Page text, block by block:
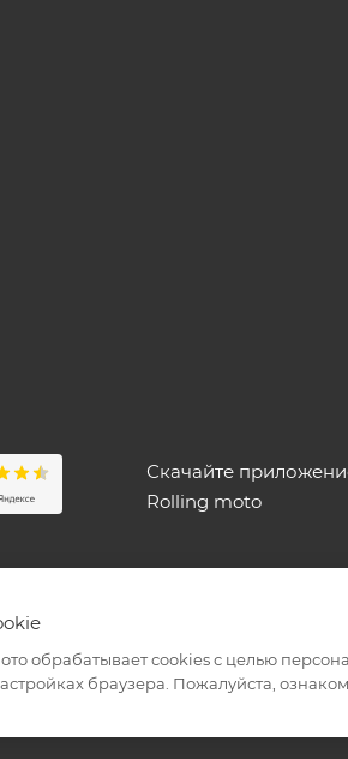
Скачайте
Rolling moto
СОГЛАШЕНИЕПУБЛИЧНАЯ
обрабатывает сookies с целью
браузера. Пожалуйста,